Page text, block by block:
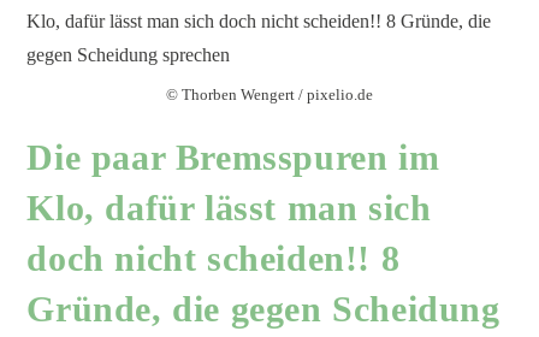
© Thorben Wengert / pixelio.de
Die paar Bremsspuren im
Klo, dafür lässt man sich
doch nicht scheiden!! 8
Gründe, die gegen Scheidung